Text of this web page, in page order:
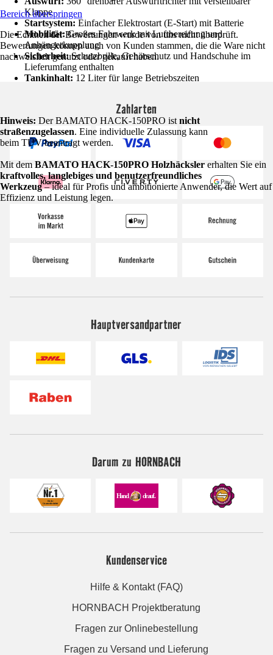
Klappe
Startsystem: Einfacher Elektrostart (E-Start) mit Batterie
Mobilität:Großes Fahrwerk mit Luftbereifung und
Anhängerkupplung
Sicherheit:Schutzbrille, Gehörschutz und Handschuhe im
Lieferumfang enthalten
Tankinhalt: 12 Liter für lange Betriebszeiten
Hinweis: Der BAMATO HACK-150PRO ist nicht
straßenzugelassen. Eine individuelle Zulassung kann
beim TÜV beantragt werden.
Mit dem BAMATO HACK-150PRO Holzhäcksler erhalten Sie ein
kraftvolles, langlebiges und benutzerfreundliches
Werkzeug– ideal für Profis und ambitionierte Anwender, die Wert auf
Effizienz und Leistung legen.
Bereich überspringen
Die Echtheit der Bewertungen wurde von uns nicht überprüft.
Bewertungen können auch von Kunden stammen, die die Ware nicht
nachweislich genutzt oder gekauft haben.
Zahlarten
Hauptversandpartner
Darum zu HORNBACH
Kundenservice
Hilfe & Kontakt (FAQ)
HORNBACH Projektberatung
Fragen zur Onlinebestellung
Fragen zu Versand und Lieferung